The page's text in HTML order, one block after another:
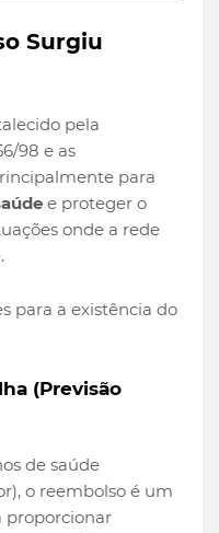
Surgiu
pela
98 e as
para
e proteger o
onde a rede
para a existência do
(Previsão
de saúde
o reembolso é um
proporcionar